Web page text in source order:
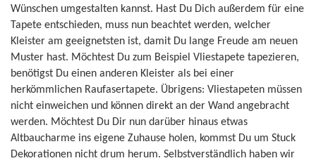
Wünschen umgestalten kannst. Hast Du Dich außerdem für eine
Tapete entschieden, muss nun beachtet werden, welcher
Kleister am geeignetsten ist, damit Du lange Freude am neuen
Muster hast. Möchtest Du zum Beispiel Vliestapete tapezieren,
benötigst Du einen anderen Kleister als bei einer
herkömmlichen Raufasertapete. Übrigens: Vliestapeten müssen
nicht einweichen und können direkt an der Wand angebracht
werden. Möchtest Du Dir nun darüber hinaus etwas
Altbaucharme ins eigene Zuhause holen, kommst Du um Stuck
Dekorationen nicht drum herum. Selbstverständlich haben wir